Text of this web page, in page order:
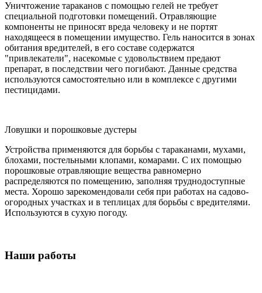
Уничтожение тараканов с помощью гелей не требует
специальной подготовки помещений. Отравляющие
компоненты не приносят вреда человеку и не портят
находящееся в помещении имущество. Гель наносится в зонах
обитания вредителей, в его составе содержатся
"привлекатели", насекомые с удовольствием предают
препарат, в последствии чего погибают. Данные средства
используются самостоятельно или в комплексе с другими
пестицидами.
Ловушки и порошковые дустеры
Устройства применяются для борьбы с тараканами, мухами,
блохами, постельными клопами, комарами. С их помощью
порошковые отравляющие вещества равномерно
распределяются по помещению, заполняя труднодоступные
места. Хорошо зарекомендовали себя при работах на садово-
огородных участках и в теплицах для борьбы с вредителями.
Используются в сухую погоду.
Наши работы